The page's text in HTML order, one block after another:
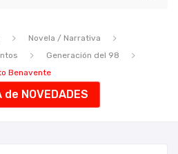
Novela / Narrativa
Generación del 98
Benavente
de NOVEDADES